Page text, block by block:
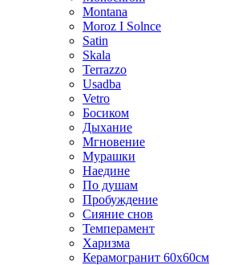
Montana
Moroz I Solnce
Satin
Skala
Terrazzo
Usadba
Vetro
Босиком
Дыхание
Мгновение
Мурашки
Наедине
По душам
Пробуждение
Сияние снов
Темперамент
Харизма
Керамогранит 60х60см